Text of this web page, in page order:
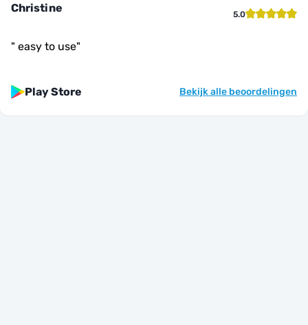
Christine 5.0
" easy to use"
Play Store Bekijk alle beoordelingen